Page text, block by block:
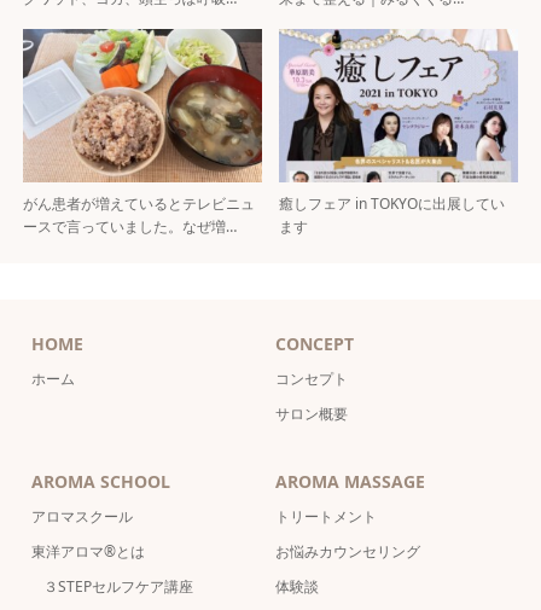
がん患者が増えているとテレビニュ
ースで言っていました。なぜ増…
癒しフェア in TOKYOに出展してい
ます
HOME
ホーム
CONCEPT
コンセプト
サロン概要
AROMA SCHOOL
アロマスクール
東洋アロマ®とは
３STEPセルフケア講座
AROMA MASSAGE
トリートメント
お悩みカウンセリング
体験談